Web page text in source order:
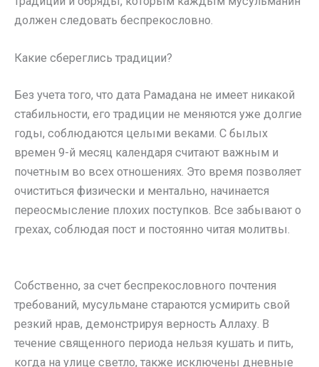
должен следовать беспрекословно.
Какие сбереглись традиции?
Без учета того, что дата Рамадана не имеет никакой
стабильности, его традиции не меняются уже долгие
годы, соблюдаются целыми веками. С былых
времен 9-й месяц календаря считают важным и
почетным во всех отношениях. Это время позволяет
очиститься физически и ментально, начинается
переосмысление плохих поступков. Все забывают о
грехах, соблюдая пост и постоянно читая молитвы.
Собственно, за счет беспрекословного почтения
требований, мусульмане стараются усмирить свой
резкий нрав, демонстрируя верность Аллаху. В
течение священного периода нельзя кушать и пить,
когда на улице светло, также исключены дневные